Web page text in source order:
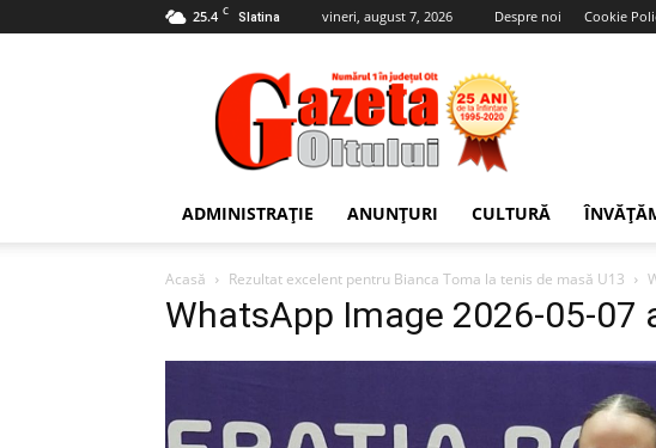
25.4 C Slatina vineri, august 7, 2026 Despre noi Cookie
Gazeta
Oltului
ADMINISTRAȚIE ANUNȚURI CULTURĂ
Acasă Rezultat excelent pentru Bianca Toma la tenis de masă U13
WhatsApp Image 2026-05-07